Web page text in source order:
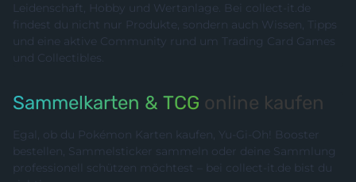
Leidenschaft, Hobby und Wertanlage. Bei collect-it.de
findest du nicht nur Produkte, sondern auch Wissen, Tipps
und eine aktive Community rund um Trading Card Games
und Collectibles.
Sammelkarten & TCG online kaufen
Egal, ob du Pokémon Karten kaufen, Yu-Gi-Oh! Booster
bestellen, Sammelsticker sammeln oder deine Sammlung
professionell schützen möchtest – bei collect-it.de bist du